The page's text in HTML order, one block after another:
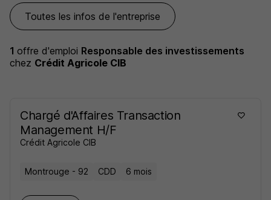
Toutes les infos de l'entreprise
1 offre d'emploi Responsable des investissements
chez Crédit Agricole CIB
Chargé d'Affaires Transaction
Management H/F
Crédit Agricole CIB
Montrouge - 92 CDD 6 mois